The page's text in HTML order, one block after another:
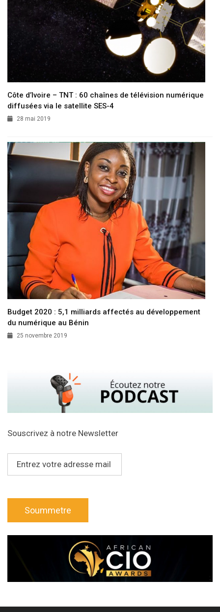
Côte d’Ivoire – TNT : 60 chaînes de télévision numérique
diffusées via le satellite SES-4
28 mai 2019
Budget 2020 : 5,1 milliards affectés au développement
du numérique au Bénin
25 novembre 2019
Souscrivez à notre Newsletter